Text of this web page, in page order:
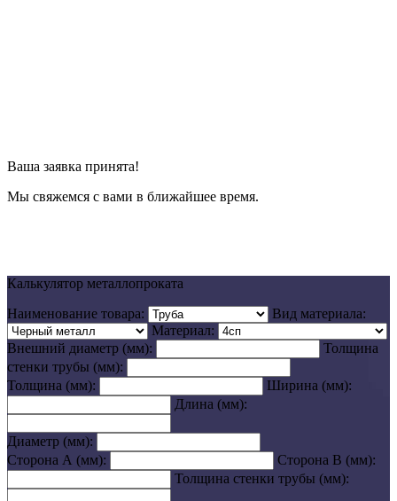
Ваша заявка принята!
Мы свяжемся с вами в ближайшее время.
Калькулятор металлопроката
Наименование товара:
Вид материала:
Материал:
Внешний диаметр (мм):
Толщина
стенки трубы (мм):
Толщина (мм):
Ширина (мм):
Длина (мм):
Диаметр (мм):
Сторона А (мм):
Сторона В (мм):
Толщина стенки трубы (мм):